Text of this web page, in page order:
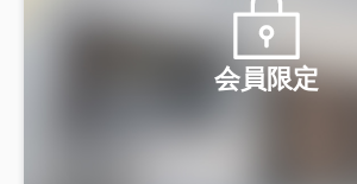
会員限定